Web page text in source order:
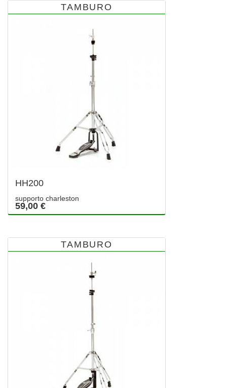
TAMBURO
HH200
supporto charleston
59,00 €
TAMBURO